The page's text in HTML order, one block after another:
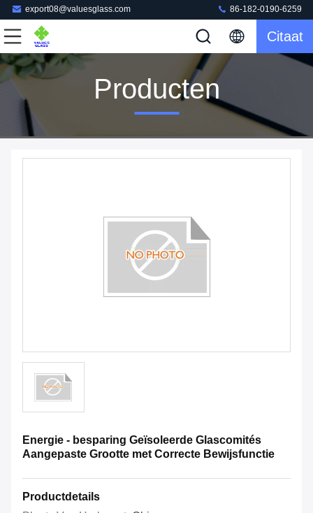
export08@valuesglass.com 86-182-0190-6259
Citaat
Producten
Energie - besparing Geïsoleerde Glascomités
Aangepaste Grootte met Correcte Bewijsfunctie
Productdetails